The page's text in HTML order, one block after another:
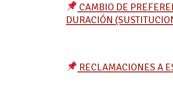
CAMBIO DE
DURACIÓN
RECLAMACIONES A